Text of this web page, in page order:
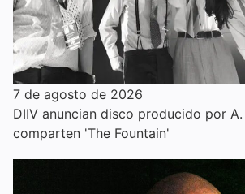
7 de agosto de 2026
DIIV anuncian disco producido por
comparten 'The Fountain'